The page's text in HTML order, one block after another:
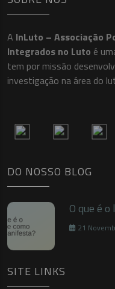
A InLuto – Associação
Integrados no Luto é
tem por missão
investigação na área do
DO NOSSO BLOG
O que é
21
SITE LINKS